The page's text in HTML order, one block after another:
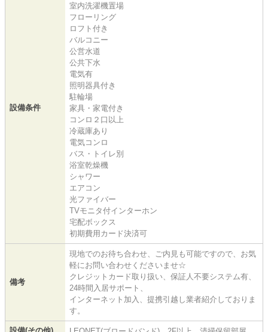
設備条件
室内洗濯機置場
フローリング
ロフト付き
バルコニー
公営水道
公共下水
電気有
照明器具付き
駐輪場
家具・家電付き
コンロ２口以上
冷蔵庫あり
電気コンロ
バス・トイレ別
浴室乾燥機
シャワー
エアコン
光ファイバー
TVモニタ付インターホン
宅配ボックス
初期費用カード決済可
備考
現地でのお待ち合わせ、ご内見も可能ですので、お気
軽にお問い合わせくださいませ☆
クレジットカード取り扱い、保証人不要システム有、
24時間入居サポート、
インターネット加入、提携引越し業者紹介しておりま
す。